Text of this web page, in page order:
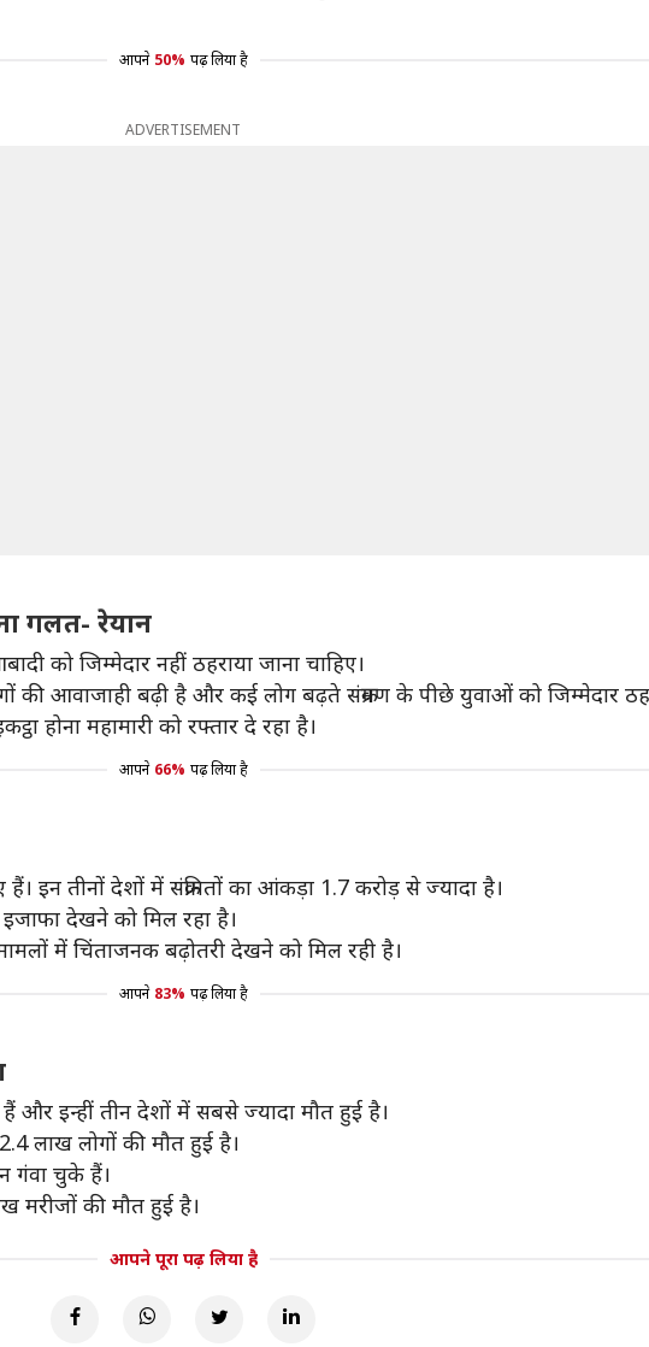
आपने 50% पढ़ लिया है
ADVERTISEMENT
गलत- रेयान
को जिम्मेदार नहीं ठहराया जाना चाहिए।
आवाजाही बढ़ी है और कई लोग बढ़ते संक्रमण के पीछे युवाओं को जिम्मेदार
होना महामारी को रफ्तार दे रहा है।
आपने 66% पढ़ लिया है
इन तीनों देशों में संक्रमितों का आंकड़ा 1.7 करोड़ से ज्यादा है।
देखने को मिल रहा है।
में चिंताजनक बढ़ोतरी देखने को मिल रही है।
आपने 83% पढ़ लिया है
और इन्हीं तीन देशों में सबसे ज्यादा मौत हुई है।
लाख लोगों की मौत हुई है।
गंवा चुके हैं।
मरीजों की मौत हुई है।
आपने पूरा पढ़ लिया है